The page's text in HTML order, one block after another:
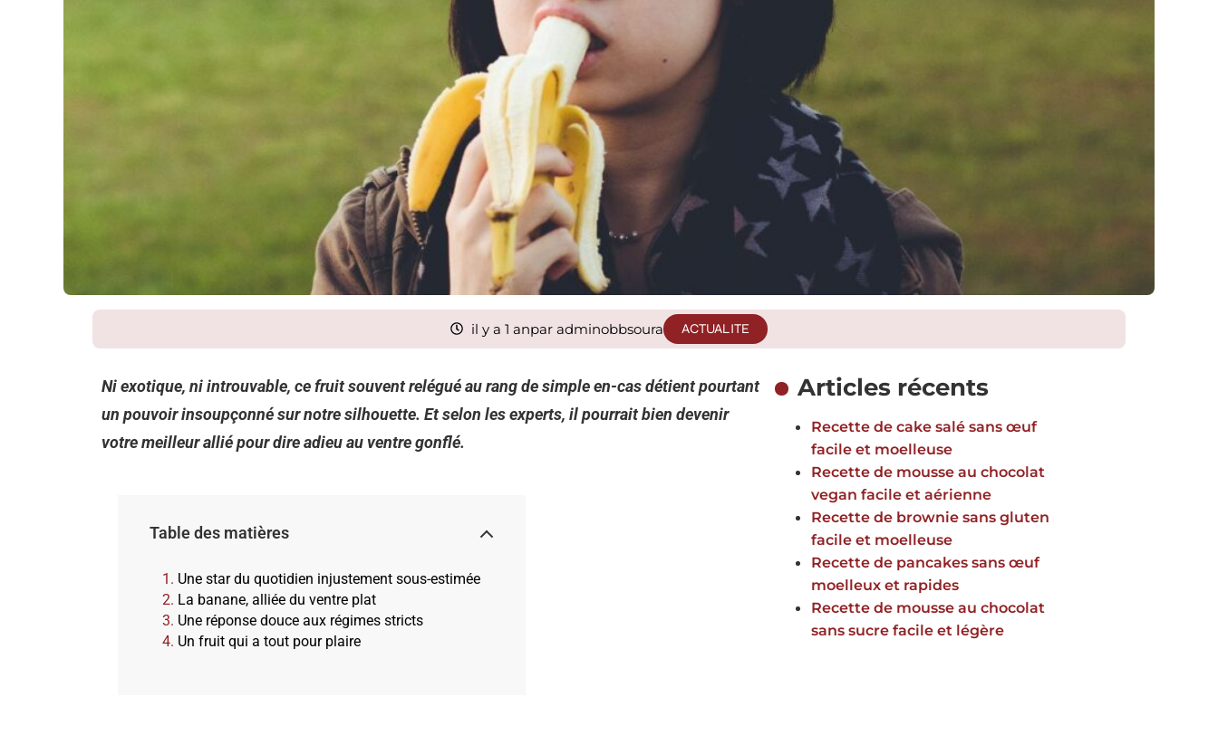
il y a 1 anpar adminobbsoura ACTUALITE
Ni exotique, ni introuvable, ce fruit souvent relégué au rang de simple en-cas détient pourtant
un pouvoir insoupçonné sur notre silhouette. Et selon les experts, il pourrait bien devenir
votre meilleur allié pour dire adieu au ventre gonflé.
Table des matières
Une star du quotidien injustement sous-estimée
La banane, alliée du ventre plat
Une réponse douce aux régimes stricts
Un fruit qui a tout pour plaire
Articles récents
Recette de cake salé sans œuf
facile et moelleuse
Recette de mousse au chocolat
vegan facile et aérienne
Recette de brownie sans gluten
facile et moelleuse
Recette de pancakes sans œuf
moelleux et rapides
Recette de mousse au chocolat
sans sucre facile et légère